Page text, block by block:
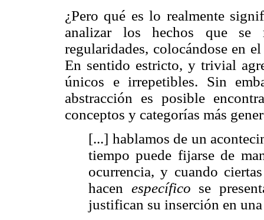
¿Pero qué es lo realmente
analizar los hechos que se
regularidades, colocándose en
En sentido estricto, y trivial
únicos e irrepetibles. Sin
abstracción es posible
conceptos y categorías más
[...] hablamos de un
tiempo puede fijarse de
ocurrencia, y cuando
hacen específico se
justifican su inserción en